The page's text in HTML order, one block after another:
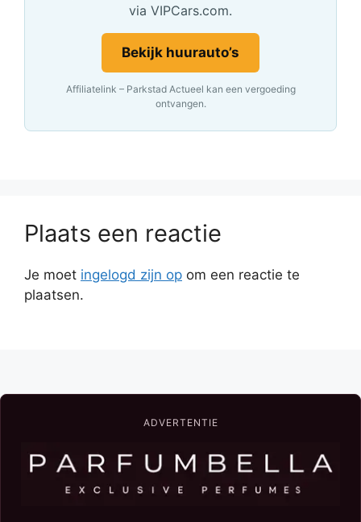
via VIPCars.com.
Bekijk huurauto’s
Affiliatelink – Parkstad Actueel kan een vergoeding
ontvangen.
Plaats een reactie
Je moet ingelogd zijn op om een reactie te
plaatsen.
ADVERTENTIE